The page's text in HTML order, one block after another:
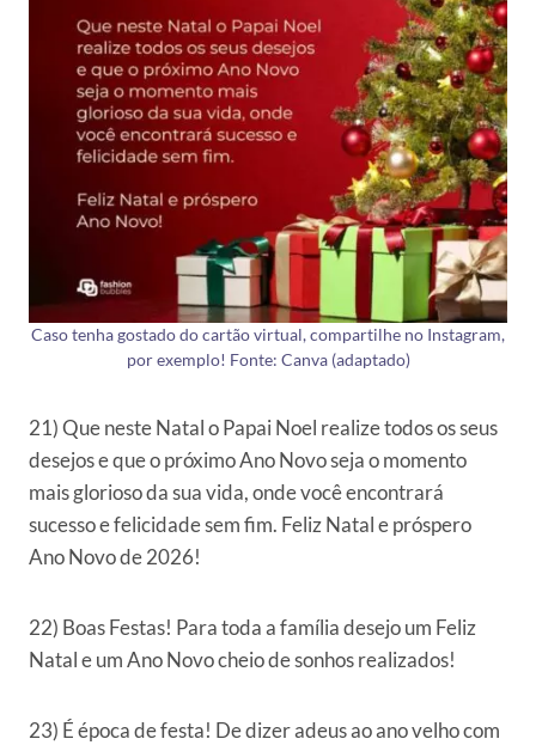
Caso tenha gostado do cartão virtual, compartilhe no Instagram,
por exemplo! Fonte: Canva (adaptado)
21) Que neste Natal o Papai Noel realize todos os seus
desejos e que o próximo Ano Novo seja o momento
mais glorioso da sua vida, onde você encontrará
sucesso e felicidade sem fim. Feliz Natal e próspero
Ano Novo de 2026!
22) Boas Festas! Para toda a família desejo um Feliz
Natal e um Ano Novo cheio de sonhos realizados!
23) É época de festa! De dizer adeus ao ano velho com